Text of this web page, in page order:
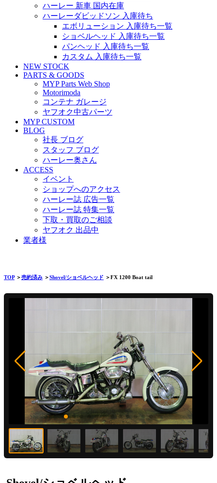
ハーレー 新車 国内在庫
ハーレーダビッドソン 入庫待ち
エボリューション 入庫待ち一覧
ショベルヘッド 入庫待ち一覧
パンヘッド 入庫待ち一覧
カスタム 入庫待ち一覧
NEW STOCK
PARTS & GOODS
MYP Parts Web Shop
Motorimoda
コンテナ ガレージ
ヤフオク中古パーツ
MYP CUSTOM
BLOG
社長 ブログ
スタッフ ブログ
ハーレー奥さん
ACCESS
イベント
ショップへのアクセス
ハーレー誌 広告一覧
ハーレー誌 特集一覧
下取・買取のご相談
ヤフオク 出品中
業者様
TOP＞売約済み ＞Shovel/ショベルヘッド ＞FX 1200 Boat tail